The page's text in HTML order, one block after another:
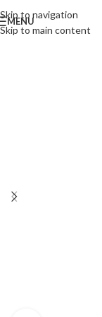
Skip to navigation
Skip to main content
MENU